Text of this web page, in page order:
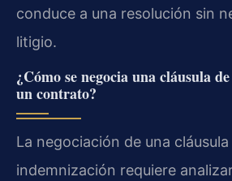
conduce a una resolución sin
litigio.
¿Cómo se negocia una cláusula
un contrato?
La negociación de una cláusula
indemnización requiere